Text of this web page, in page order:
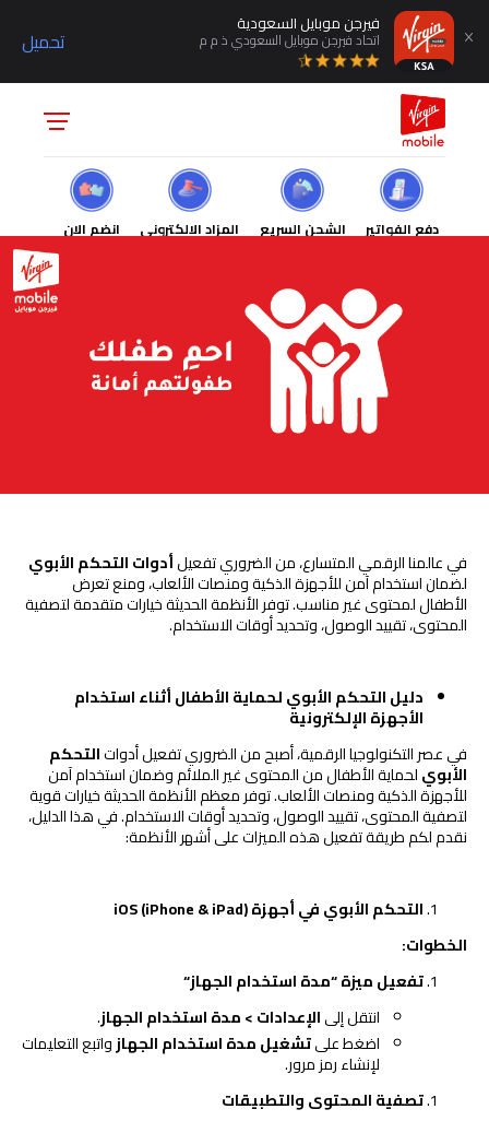
تحميل
فيرجن موبايل السعودية
اتحاد فيرجن موبايل السعودي ذ م م
دفع الفواتير الشحن السريع المزاد الالكتروني انضم الان
في عالمنا الرقمي المتسارع، من الضروري تفعيلأدوات التحكم الأبوي
لضمان استخدام آمن للأجهزة الذكية ومنصات الألعاب، ومنع تعرض
الأطفال لمحتوى غير مناسب. توفر الأنظمة الحديثة خيارات متقدمة لتصفية
المحتوى، تقييد الوصول، وتحديد أوقات الاستخدام.
دليل التحكم الأبوي لحماية الأطفال أثناء استخدام
الأجهزة الإلكترونية
في عصر التكنولوجيا الرقمية، أصبح من الضروري تفعيل أدواتالتحكم
الأبويلحماية الأطفال من المحتوى غير الملائم وضمان استخدام آمن
للأجهزة الذكية ومنصات الألعاب. توفر معظم الأنظمة الحديثة خيارات قوية
لتصفية المحتوى، تقييد الوصول، وتحديد أوقات الاستخدام. في هذا الدليل،
نقدم لكم طريقة تفعيل هذه الميزات على أشهر الأنظمة:
التحكم الأبوي في أجهزة iOS(iPhone & iPad)
الخطوات:
تفعيل ميزة “مدة استخدام الجهاز“
انتقل إلىالإعدادات>مدة استخدام الجهاز.
اضغط علىتشغيل مدة استخدام الجهازواتبع التعليمات
لإنشاء رمز مرور.
تصفية المحتوى والتطبيقات